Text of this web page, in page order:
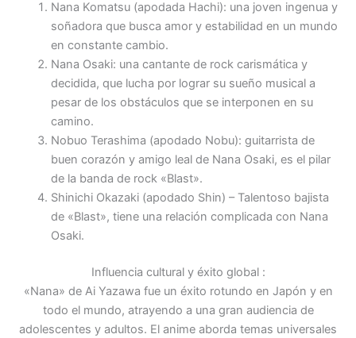
Nana Komatsu (apodada Hachi): una joven ingenua y
soñadora que busca amor y estabilidad en un mundo
en constante cambio.
Nana Osaki: una cantante de rock carismática y
decidida, que lucha por lograr su sueño musical a
pesar de los obstáculos que se interponen en su
camino.
Nobuo Terashima (apodado Nobu): guitarrista de
buen corazón y amigo leal de Nana Osaki, es el pilar
de la banda de rock «Blast».
Shinichi Okazaki (apodado Shin) – Talentoso bajista
de «Blast», tiene una relación complicada con Nana
Osaki.
Influencia cultural y éxito global :
«Nana» de Ai Yazawa fue un éxito rotundo en Japón y en
todo el mundo, atrayendo a una gran audiencia de
adolescentes y adultos. El anime aborda temas universales